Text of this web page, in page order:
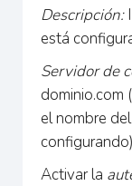
Descripción:
está
Servidor de
dominio.com
el nombre
Activar la